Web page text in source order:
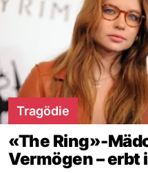
Tragödie
«The Ring»-
Vermögen – erbt